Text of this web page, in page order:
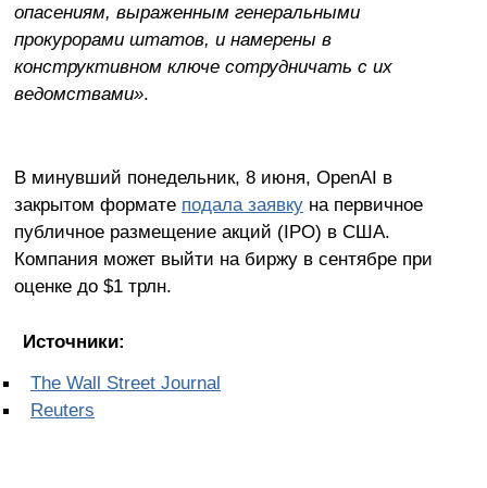
опасениям, выраженным генеральными
прокурорами штатов, и намерены в
конструктивном ключе сотрудничать с их
ведомствами».
В минувший понедельник, 8 июня, OpenAI в
закрытом формате подала заявкуна первичное
публичное размещение акций (IPO) в США.
Компания может выйти на биржу в сентябре при
оценке до $1 трлн.
Источники:
The Wall Street Journal
Reuters